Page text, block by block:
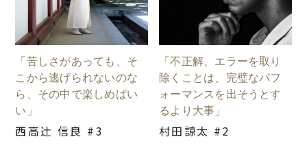
「苦しさがあっても、そ
こから逃げられないのな
ら、その中で楽しめばい
い」
西高辻󠄀 信良 #3
「不正解、エラーを取り
除くことは、完璧なパフ
ォーマンスを出そうとす
るより大事」
村田諒太 #2